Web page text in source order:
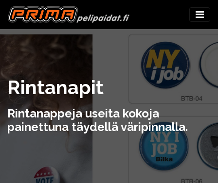
Rintanapit
Rintanappeja useita kokoja
painettuna täydellä väripinnalla.